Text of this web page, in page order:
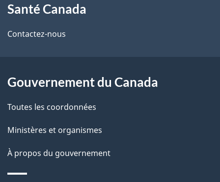
i
l
d
e
p
propos
de
site
Santé Canada
Contactez-nous
Gouvernement du Canada
Toutes les coordonnées
Ministères et organismes
À propos du gouvernement